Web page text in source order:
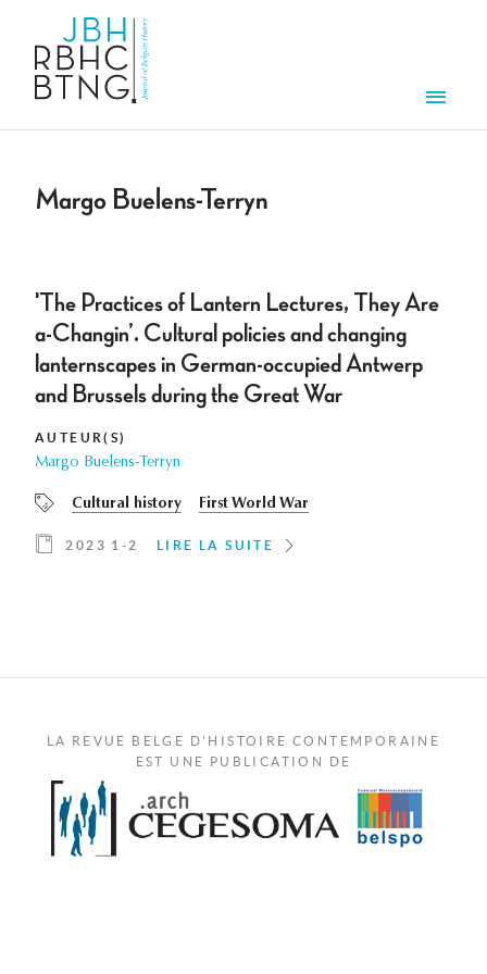
Margo Buelens-Terryn
'The Practices of Lantern Lectures, They Are
a-Changin’. Cultural policies and changing
lanternscapes in German-occupied Antwerp
and Brussels during the Great War
AUTEUR(S)
Margo Buelens-Terryn
Cultural history First World War
2023 1-2 LIRE LA SUITE
LA REVUE BELGE D'HISTOIRE CONTEMPORAINE
EST UNE PUBLICATION DE